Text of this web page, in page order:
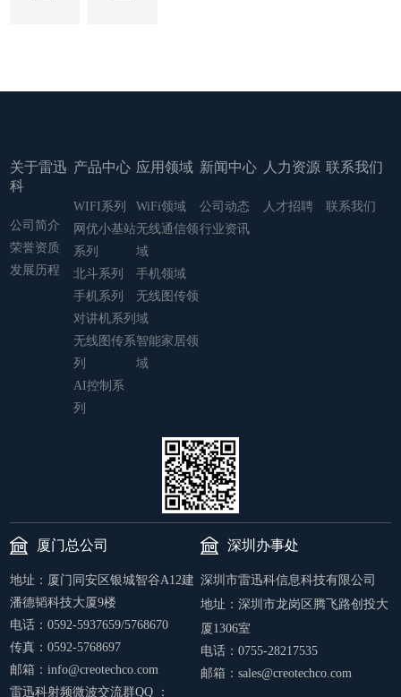
关于雷迅
科
公司简介
荣誉资质
发展历程
产品中心
WIFI系列
网优小基站
系列
北斗系列
手机系列
对讲机系列
无线图传系
列
AI控制系
列
应用领域
WiFi领域
无线通信领
域
手机领域
无线图传领
域
智能家居领
域
新闻中心
公司动态
行业资讯
人力资源
人才招聘
联系我们
联系我们
厦门总公司
地址：厦门同安区银城智谷A12建
潘德韬科技大厦9楼
电话：0592-5937659/5768670
传真：0592-5768697
邮箱：info@creotechco.com
雷迅科射频微波交流群QQ ：
深圳办事处
深圳市雷迅科信息科技有限公司
地址： 深圳市龙岗区腾飞路创投大
厦1306室
电话：0755-28217535
邮箱：sales@creotechco.com